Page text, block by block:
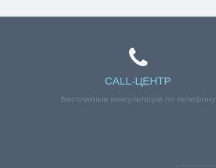
CALL-ЦЕНТР
Бесплатные консультации по телефону